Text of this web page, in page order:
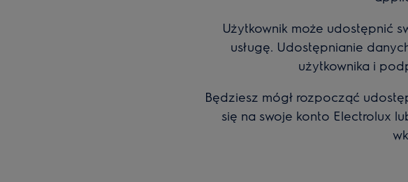
Użytkownik może udostępnić
usługę. Udostępnianie
użytkownika i
Będziesz mógł rozpocząć
się na swoje konto Electrolux